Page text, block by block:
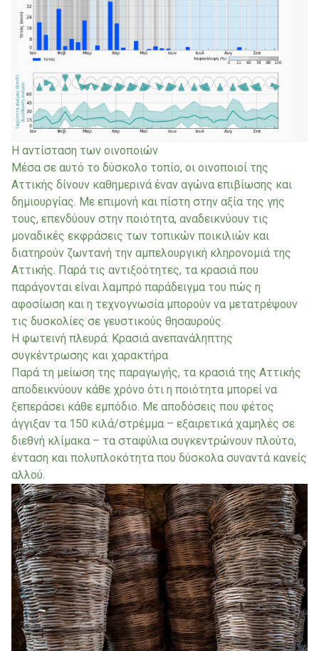
Η αντίσταση των οινοποιών
Μέσα σε αυτό το δύσκολο τοπίο, οι οινοποιοί της
Αττικής δίνουν καθημερινά έναν αγώνα επιβίωσης και
δημιουργίας. Με επιμονή και πίστη στην αξία της γης
τους, επενδύουν στην ποιότητα, αναδεικνύουν τις
μοναδικές εκφράσεις των τοπικών ποικιλιών και
διατηρούν ζωντανή την αμπελουργική κληρονομιά της
Αττικής. Παρά τις αντιξοότητες, τα κρασιά που
παράγονται είναι λαμπρό παράδειγμα του πώς η
αφοσίωση και η τεχνογνωσία μπορούν να μετατρέψουν
τις δυσκολίες σε γευστικούς θησαυρούς.
Η φωτεινή πλευρά: Κρασιά ανεπανάληπτης
συγκέντρωσης και χαρακτήρα
Παρά τη μείωση της παραγωγής, τα κρασιά της Αττικής
αποδεικνύουν κάθε χρόνο ότι η ποιότητα μπορεί να
ξεπεράσει κάθε εμπόδιο. Με αποδόσεις που φέτος
άγγιξαν τα 150 κιλά/στρέμμα – εξαιρετικά χαμηλές σε
διεθνή κλίμακα – τα σταφύλια συγκεντρώνουν πλούτο,
ένταση και πολυπλοκότητα που δύσκολα συναντά κανείς
αλλού.